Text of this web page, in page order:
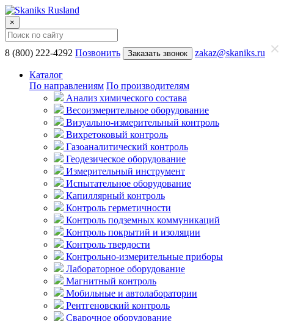
×
8 (800) 222-4292 Позвонить Заказать звонок zakaz@skaniks.ru
Каталог
По направлениям По производителям
Анализ химического состава
Весоизмерительное оборудование
Визуально-измерительный контроль
Вихретоковый контроль
Газоаналитический контроль
Геодезическое оборудование
Измерительный инструмент
Испытательное оборудование
Капиллярный контроль
Контроль герметичности
Контроль подземных коммуникаций
Контроль покрытий и изоляции
Контроль твердости
Контрольно-измерительные приборы
Лабораторное оборудование
Магнитный контроль
Мобильные и автолаборатории
Рентгеновский контроль
Сварочное оборудование